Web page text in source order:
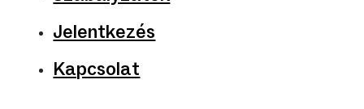
Jelentkezés
Kapcsolat